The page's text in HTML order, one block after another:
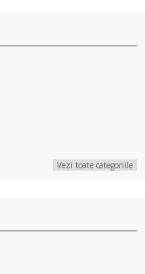
Vezi toate categoriile